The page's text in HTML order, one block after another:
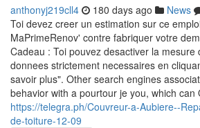
anthonyj219cll4 180 days ago News
Toi devez creer un estimation sur ce
MaPrimeRenov' contre fabriquer votre
Cadeau : Toi pouvez desactiver la mesure
donnees strictement necessaires en
savoir plus". Other search engines
behavior with a pourtour je you, which can
https://telegra.ph/Couvreur-a-Aubiere--
de-toiture-12-09